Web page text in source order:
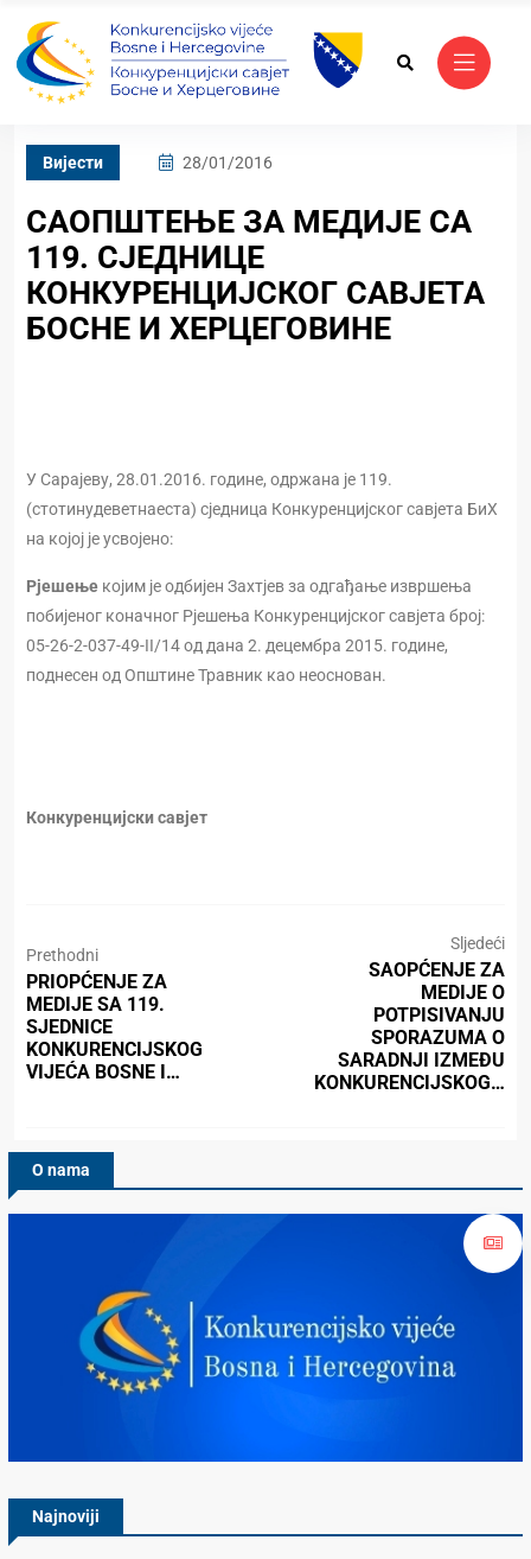
Вијести 28/01/2016
САОПШТЕЊЕ ЗА МЕДИЈЕ СА
119. СЈЕДНИЦЕ
КОНКУРЕНЦИЈСКОГ САВЈЕТА
БОСНЕ И ХЕРЦЕГОВИНЕ
У Сарајеву, 28.01.2016. године, одржана је 119.
(стотинудеветнаеста) сједница Конкуренцијског савјета БиХ
на којој је усвојено:
Рјешење којим је одбијен Захтјев за одгађање извршења
побијеног коначног Рјешења Конкуренцијског савјета број:
05-26-2-037-49-II/14 од дана 2. децембра 2015. године,
поднесен од Општине Травник као неоснован.
Конкуренцијски савјет
Prethodni
PRIOPĆENJE ZA
MEDIJE SA 119.
SJEDNICE
KONKURENCIJSKOG
VIJEĆA BOSNE I…
Sljedeći
SAOPĆENJE ZA
MEDIJE O
POTPISIVANJU
SPORAZUMA O
SARADNJI IZMEĐU
KONKURENCIJSKOG…
O nama
Najnoviji